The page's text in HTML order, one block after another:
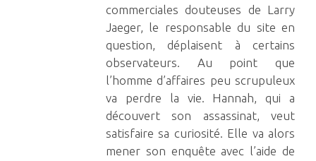
commerciales douteuses de Larry
Jaeger, le responsable du site en
question, déplaisent à certains
observateurs. Au point que
l’homme d’affaires peu scrupuleux
va perdre la vie. Hannah, qui a
découvert son assassinat, veut
satisfaire sa curiosité. Elle va alors
mener son enquête avec l’aide de